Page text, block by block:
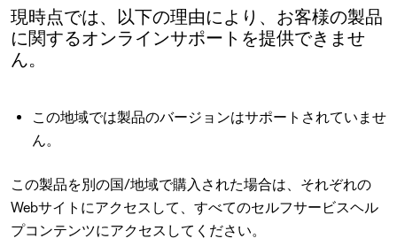
現時点では、以下の理由により、お客様の製品
に関するオンラインサポートを提供できませ
ん。
この地域では製品のバージョンはサポートされていませ
ん。
この製品を別の国/地域で購入された場合は、それぞれの
Webサイトにアクセスして、すべてのセルフサービスヘル
プコンテンツにアクセスしてください。